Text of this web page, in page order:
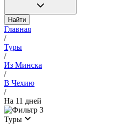
Найти
Главная
/
Туры
/
Из Минска
/
В Чехию
/
На 11 дней
3
Туры